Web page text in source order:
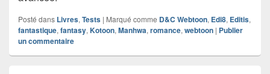
Posté dans Livres, Tests | Marqué comme D&C Webtoon, Edi8, Editis,
fantastique, fantasy, Kotoon, Manhwa, romance, webtoon | Publier
un commentaire